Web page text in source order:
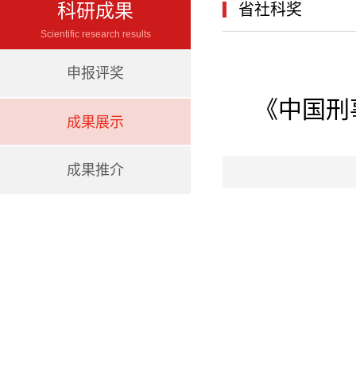
科研成果
Scientific research results
申报评奖
成果展示
成果推介
省社科奖
《中国